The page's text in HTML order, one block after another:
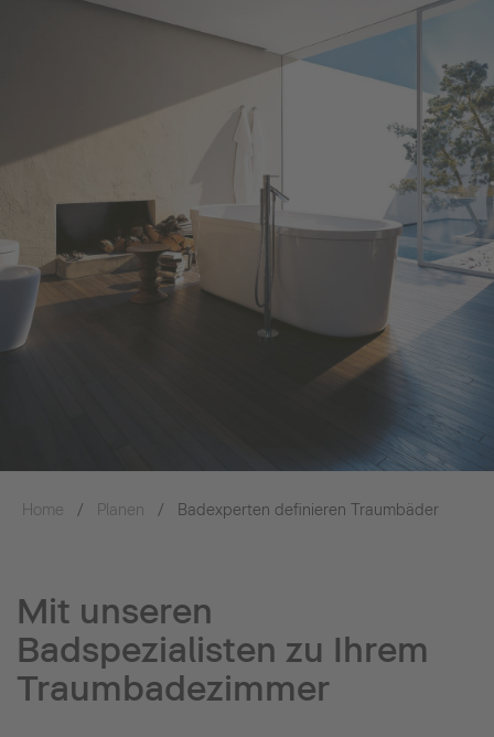
Home Planen Badexperten definieren Traumbäder
Mit unseren
Badspezialisten zu Ihrem
Traumbadezimmer